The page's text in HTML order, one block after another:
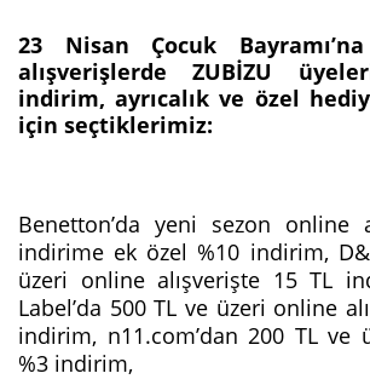
23 Nisan Çocuk
alışverişlerde ZUBİZU
indirim, ayrıcalık ve özel
için seçtiklerimiz:
Benetton’da yeni sezon online
indirime ek özel %10 indirim,
üzeri online alışverişte 15 TL
Label’da 500 TL ve üzeri online
indirim, n11.com’dan 200 TL ve
%3 indirim,